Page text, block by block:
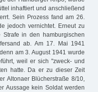
inhaftiert und anschließend
Sein Prozess fand am 26.
jedoch vernichtet. Erneut zu
in den hamburgischen
ab. Am 17. Mai 1941
am 3. August 1941 wurde
weil er sich "zweck- und
hatte. Da er zu dieser Zeit
Altonaer Blücherstraße 8/10,
Aussage kein Soldat werden